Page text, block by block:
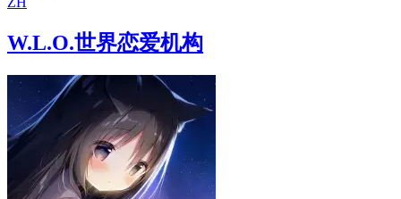
W.L.O.世界恋爱机构